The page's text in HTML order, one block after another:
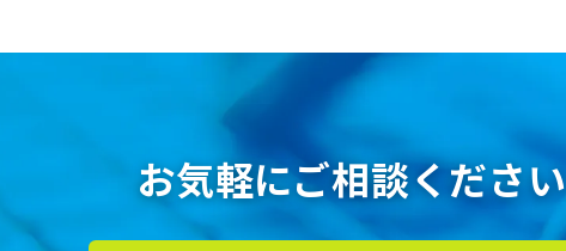
お気軽にご相談ください